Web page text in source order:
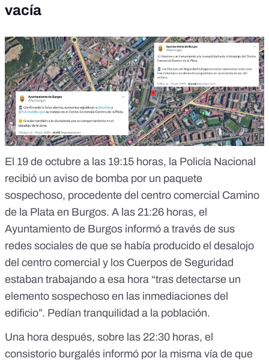
vacía
El 19 de octubre a las 19:15 horas, la Policía Nacional
recibió un aviso de bomba por un paquete
sospechoso, procedente del centro comercial Camino
de la Plata en Burgos. A las 21:26 horas, el
Ayuntamiento de Burgos informó a través de sus
redes sociales de que se había producido el desalojo
del centro comercial y los Cuerpos de Seguridad
estaban trabajando a esa hora “tras detectarse un
elemento sospechoso en las inmediaciones del
edificio”. Pedían tranquilidad a la población.
Una hora después, sobre las 22:30 horas, el
consistorio burgalés informó por la misma vía de que